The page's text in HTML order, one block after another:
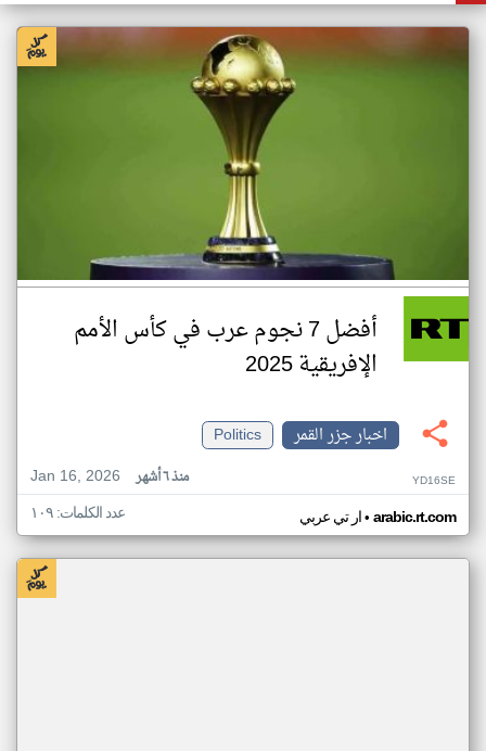
أفضل 7 نجوم عرب في كأس الأمم
الإفريقية 2025
اخبار جزر القمر
Politics
Jan 16, 2026
منذ ٦ أشهر YD16SE
ار تي عربي• arabic.rt.com عدد الكلمات: ١٠٩